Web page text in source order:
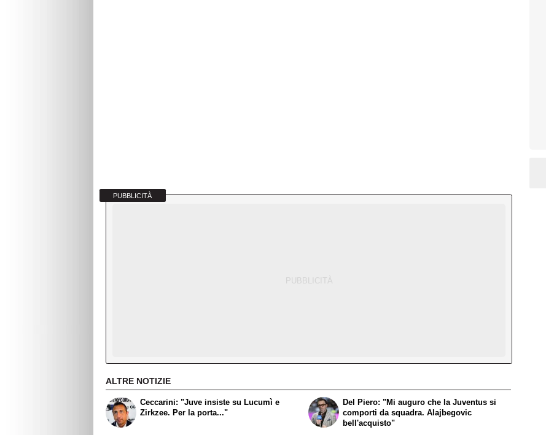
PUBBLICITÀ
ALTRE NOTIZIE
Ceccarini: "Juve insiste su Lucumì e
Zirkzee. Per la porta..."
Del Piero: "Mi auguro che la Juventus si
comporti da squadra. Alajbegovic
bell'acquisto"